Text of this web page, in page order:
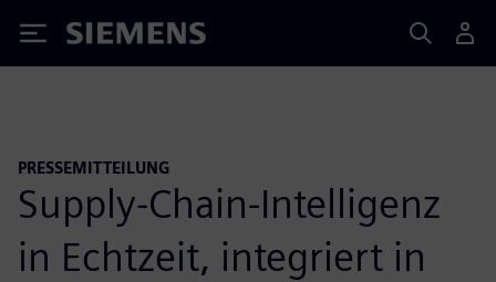
Siemens
PRESSEMITTEILUNG
Supply-Chain-Intelligenz
in Echtzeit, integriert in